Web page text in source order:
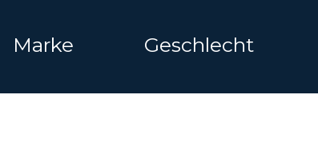
Marke Geschlecht